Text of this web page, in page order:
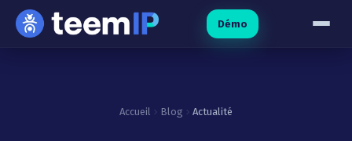
Aller au contenu
Démo
Accueil Blog Actualité